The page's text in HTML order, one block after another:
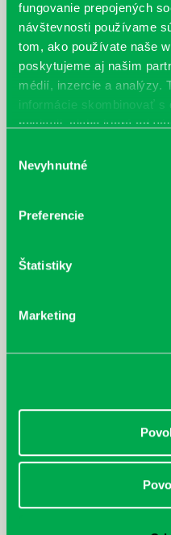
fungovanie prepojených
návštevnosti používame
tom, ako používate naše
poskytujeme aj našim
médií, inzercie a analýzy.
informácie skombinovať s
poskytli, alebo ktoré od
súhlasu
Nevyhnutné
Preferencie
Štatistiky
Marketing
cyklistu modernej doby: